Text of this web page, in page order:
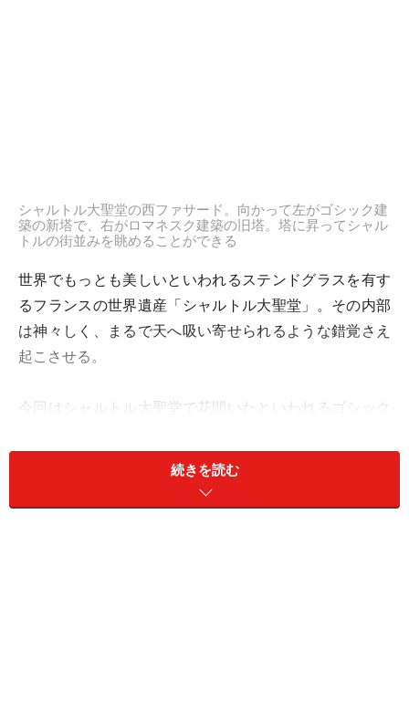
シャルトル大聖堂の西ファサード。向かって左がゴシック建
築の新塔で、右がロマネスク建築の旧塔。塔に昇ってシャル
トルの街並みを眺めることができる
世界でもっとも美しいといわれるステンドグラスを有す
るフランスの世界遺産「シャルトル大聖堂」。その内部
は神々しく、まるで天へ吸い寄せられるような錯覚さえ
起こさせる。
今回はシャルトル大聖堂で花開いたといわれるゴシック
続きを読む